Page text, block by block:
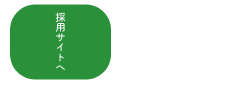
採
用
サ
イ
ト
へ